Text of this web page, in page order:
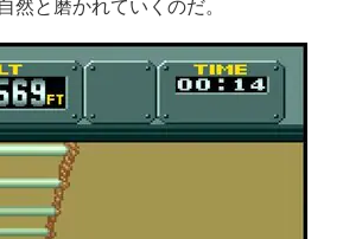
然と磨かれていくのだ。